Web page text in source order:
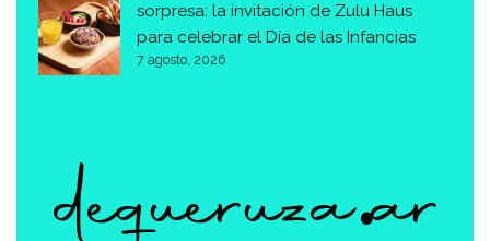
sorpresa: la invitación de Zulu Haus
para celebrar el Día de las Infancias
7 agosto, 2026